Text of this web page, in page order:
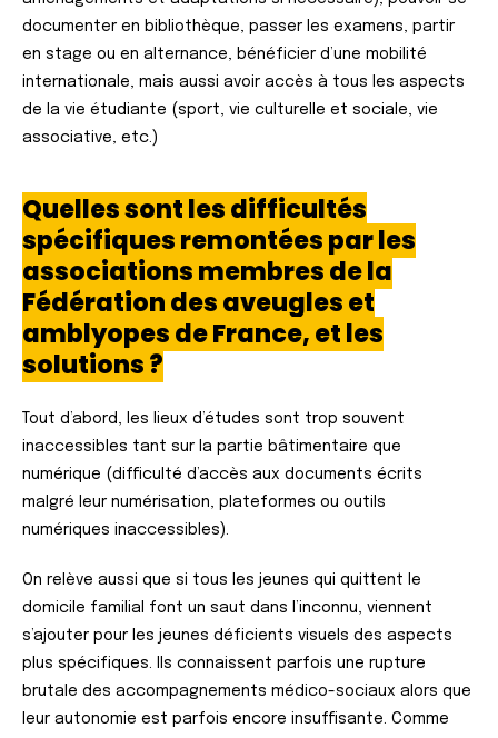
documenter en bibliothèque, passer les examens, partir
en stage ou en alternance, bénéficier d’une mobilité
internationale, mais aussi avoir accès à tous les aspects
de la vie étudiante (sport, vie culturelle et sociale, vie
associative, etc.)
Quelles sont les difficultés
spécifiques remontées par les
associations membres de la
Fédération des aveugles et
amblyopes de France, et les
solutions ?
Tout d’abord, les lieux d’études sont trop souvent
inaccessibles tant sur la partie bâtimentaire que
numérique (difficulté d’accès aux documents écrits
malgré leur numérisation, plateformes ou outils
numériques inaccessibles).
On relève aussi que si tous les jeunes qui quittent le
domicile familial font un saut dans l’inconnu, viennent
s’ajouter pour les jeunes déficients visuels des aspects
plus spécifiques. Ils connaissent parfois une rupture
brutale des accompagnements médico-sociaux alors que
leur autonomie est parfois encore insuffisante. Comme